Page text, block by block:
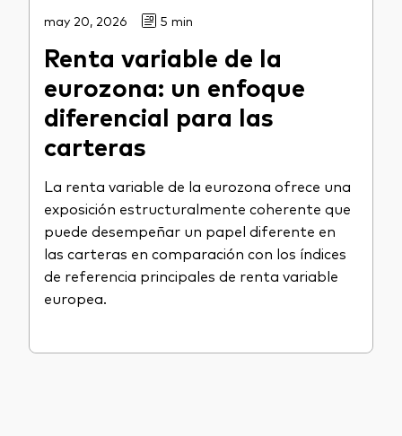
may 20, 2026 5 min
Renta variable de la
eurozona: un enfoque
diferencial para las
carteras
La renta variable de la eurozona ofrece una
exposición estructuralmente coherente que
puede desempeñar un papel diferente en
las carteras en comparación con los índices
de referencia principales de renta variable
europea.